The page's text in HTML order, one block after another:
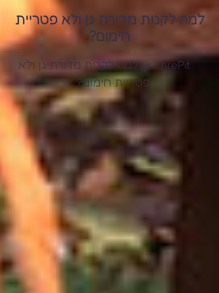
למה לקנות מדורת גן ולא פטריית
חימום?
firePit
» למה לקנות מדורת גן ולא
פטריית חימום?